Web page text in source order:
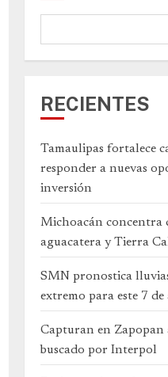
RECIENTES
Tamaulipas fortalece
responder a nuevas
inversión
Michoacán concentra
aguacatera y Tierra
SMN pronostica
extremo para este 7 de
Capturan en Zapopan
buscado por Interpol